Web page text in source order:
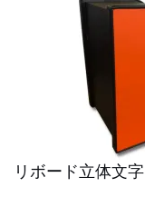
リボード立体文字